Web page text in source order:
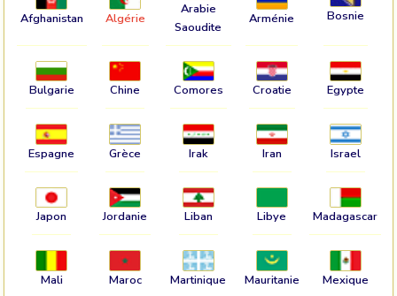
Afghanistan Algérie
Arabie
Saoudite
Arménie Bosnie
Bulgarie Chine Comores Croatie Egypte
Espagne Grèce Irak Iran Israel
Japon Jordanie Liban Libye Madagascar
Mali Maroc Martinique Mauritanie Mexique